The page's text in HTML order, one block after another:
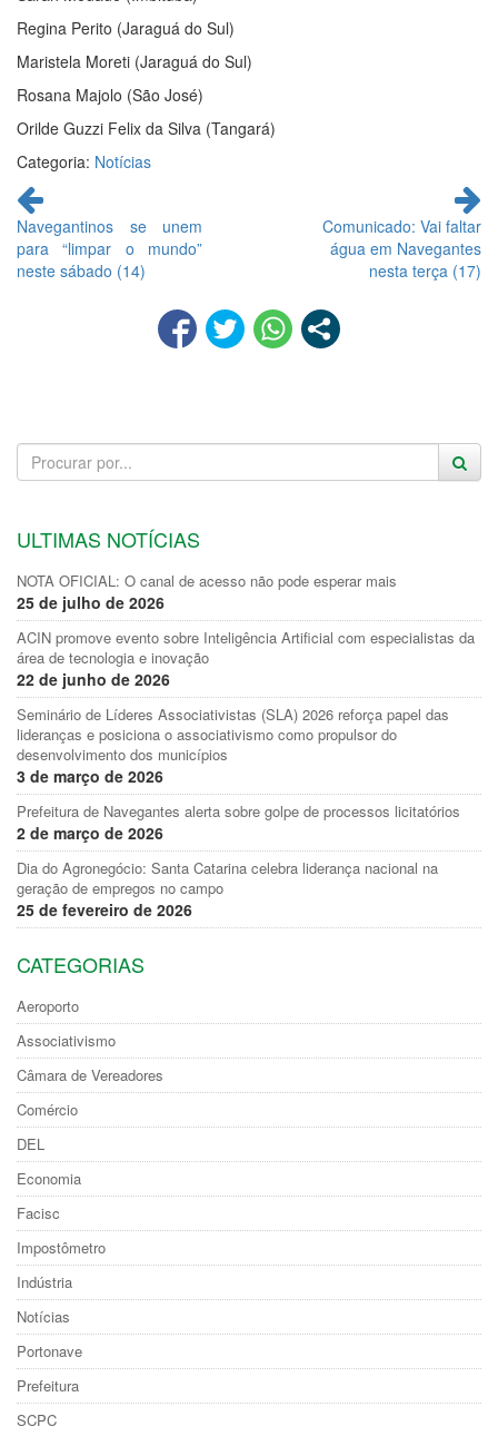
Regina Perito (Jaraguá do Sul)
Maristela Moreti (Jaraguá do Sul)
Rosana Majolo (São José)
Orilde Guzzi Felix da Silva (Tangará)
Categoria: Notícias
Continue
lendo
Navegantinos se unem
para “limpar o mundo”
neste sábado (14)
Comunicado: Vai faltar
água em Navegantes
nesta terça (17)
ULTIMAS NOTÍCIAS
NOTA OFICIAL: O canal de acesso não pode esperar mais
25 de julho de 2026
ACIN promove evento sobre Inteligência Artificial com especialistas da
área de tecnologia e inovação
22 de junho de 2026
Seminário de Líderes Associativistas (SLA) 2026 reforça papel das
lideranças e posiciona o associativismo como propulsor do
desenvolvimento dos municípios
3 de março de 2026
Prefeitura de Navegantes alerta sobre golpe de processos licitatórios
2 de março de 2026
Dia do Agronegócio: Santa Catarina celebra liderança nacional na
geração de empregos no campo
25 de fevereiro de 2026
CATEGORIAS
Aeroporto
Associativismo
Câmara de Vereadores
Comércio
DEL
Economia
Facisc
Impostômetro
Indústria
Notícias
Portonave
Prefeitura
SCPC